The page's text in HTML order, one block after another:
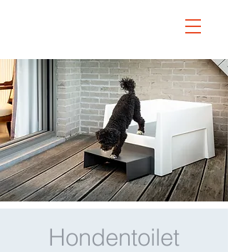
Hondentoilet